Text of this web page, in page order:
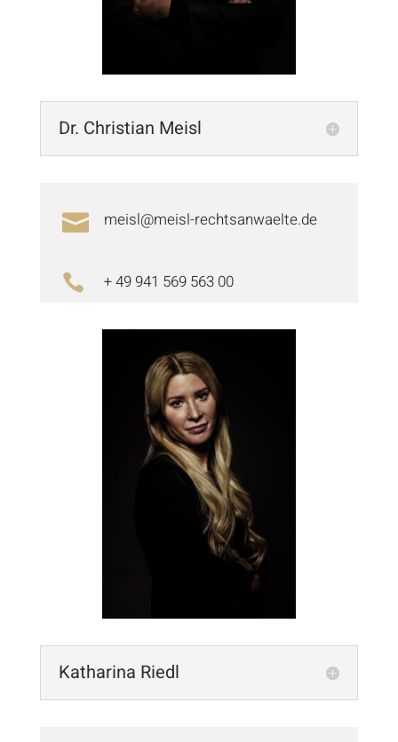
Dr. Christian Meisl
 meisl@meisl-rechtsanwaelte.de
 + 49 941 569 563 00
Katharina Riedl